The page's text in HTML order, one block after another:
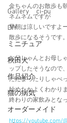
Gallery ci-pu
DIY
ミニチュア
秋田犬
作品紹介
猫の病気
オーダーメイド
金ちゃんのお散歩も
ネムネムですが
早朝は涼しいですよ
散歩になるそうです
お父しゃんとお母し
ップしたそうなので
ただまったりしゃべ
始めたかよくわかり
終わりの家飲みとな
https://youtube.com/